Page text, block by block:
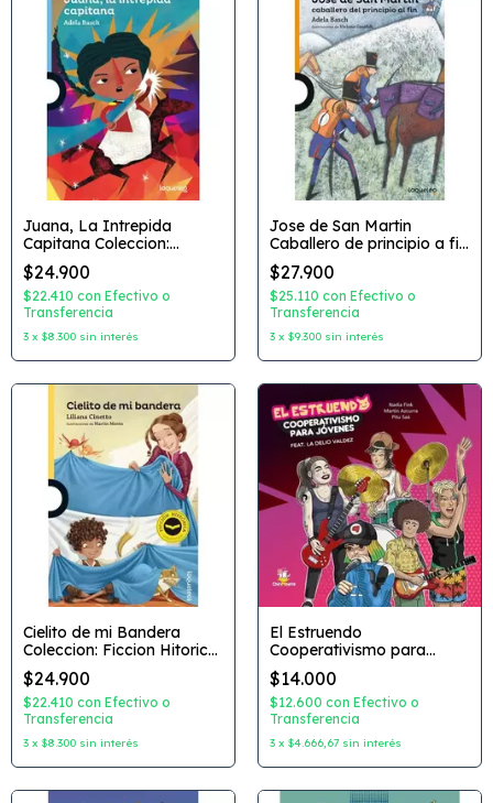
Juana, La Intrepida
Capitana Coleccion:
Ficcion Historica Autor:
Adela Basch Dibujante:
Elissambura Editorial:
Loqueleo
$24.900
$22.410 con Efectivo o
Transferencia
3 x $8.300 sin interés
Jose de San Martin
Caballero de principio a fin
Coleccion: Ficion Historica
Autor: Adela Basch
Dibujante: Viviana Garófoli
Editorial: Loqueleo
$27.900
$25.110 con Efectivo o
Transferencia
3 x $9.300 sin interés
Cielito de mi Bandera
Coleccion: Ficcion Hitorica
Autor: Liliana Cinetto
Dibujante: Martin Moron
Editorial: Loqueleo
$24.900
$22.410 con Efectivo o
Transferencia
3 x $8.300 sin interés
El Estruendo
Cooperativismo para
Jovenes Coleccion: Feat
La Delio Valdez Autor:
Nadia Fink /
MartinAzcurra Dibujante:
Pitu Saa Editorial:
Chirimbote
$14.000
$12.600 con Efectivo o
Transferencia
3 x $4.666,67 sin interés